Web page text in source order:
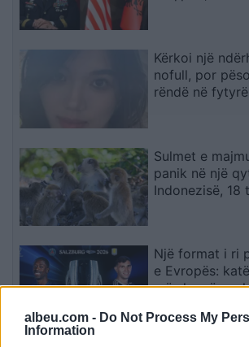
albeu.com - Do Not Process My
Information
Kërkoi një
nofull, por
rëndë në
Sulmet e
panik në një
Indonezisë, 18
Një format i ri
e Evropës:
më shumë